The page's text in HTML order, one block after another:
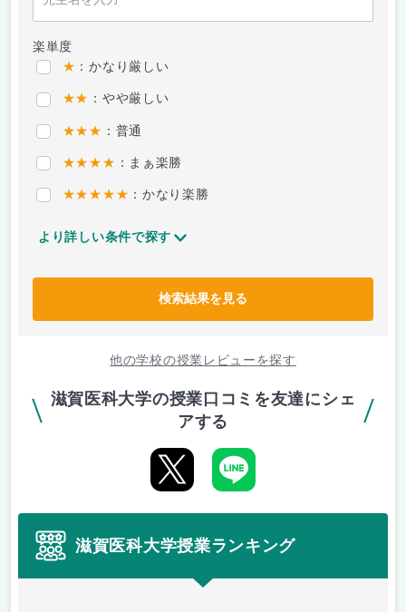
楽単度
★ ：かなり厳しい
★★ ：やや厳しい
★★★ ：普通
★★★★ ：まぁ楽勝
★★★★★ ：かなり楽勝
より詳しい条件で探す
検索結果を見る
他の学校の授業レビューを探す
滋賀医科大学の授業口コミを友達にシェ
アする
滋賀医科大学授業ランキング